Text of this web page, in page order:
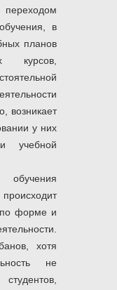
в
планов
курсов,
возникает
у них
учебной
по форме и
хотя
не